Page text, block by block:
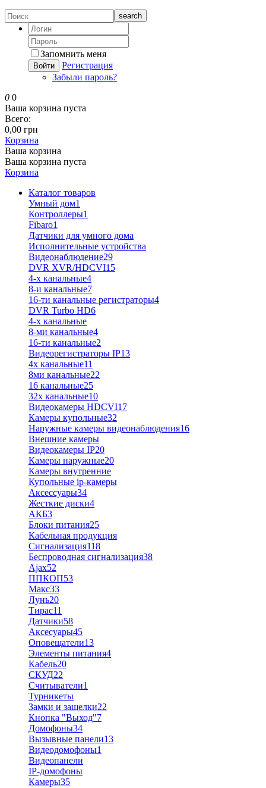
search
Запомнить меня
Войти
Регистрация
Забыли пароль?
0 0
Ваша корзина пуста
Всего:
0,00 грн
Корзина
Ваша корзина
Ваша корзина пуста
Корзина
Каталог товаров
Умный дом1
Контроллеры1
Fibaro1
Датчики для умного дома
Исполнительные устройства
Видеонаблюдение29
DVR XVR/HDCVI15
4-x канальные4
8-и канальные7
16-ти канальные регистраторы4
DVR Turbo HD6
4-х канальные
8-ми канальные4
16-ти канальные2
Видеорегистраторы IP13
4х канальные11
8ми канальные22
16 канальные25
32x канальные10
Видеокамеры HDCVI17
Камеры купольные32
Наружные камеры видеонаблюдения16
Внешние камеры
Видеокамеры IP20
Камеры наружные20
Камеры внутренние
Купольные ip-камеры
Аксессуары34
Жесткие диски4
АКБ3
Блоки питания25
Кабельная продукция
Сигнализация118
Беспроводная сигнализация38
Ajax52
ППКОП53
Макс33
Лунь20
Тирас11
Датчики58
Аксесуары45
Оповещатели13
Элементы питания4
Кабель20
СКУД22
Считыватели1
Турникеты
Замки и защелки22
Кнопка "Выход"7
Домофоны34
Вызывные панели13
Видеодомофоны1
Видеопанели
IP-домофоны
Камеры35